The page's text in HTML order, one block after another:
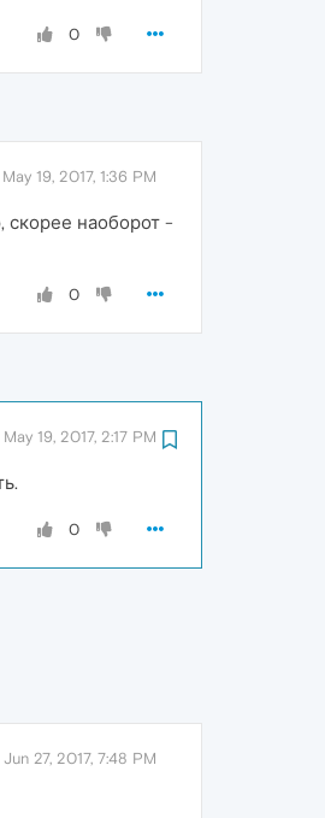
0
May 19, 2017, 1:36 PM
скорее наоборот -
0
May 19, 2017, 2:17 PM
0
Jun 27, 2017, 7:48 PM